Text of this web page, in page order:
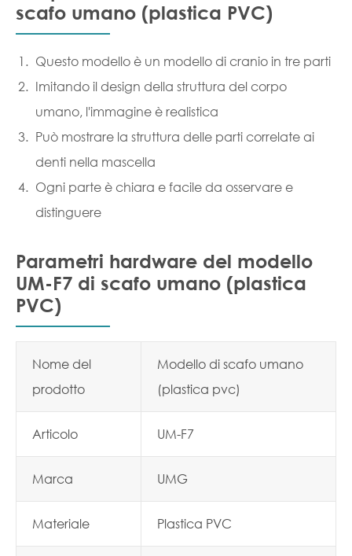
scafo umano (plastica PVC)
Questo modello è un modello di cranio in tre parti
Imitando il design della struttura del corpo
umano, l'immagine è realistica
Può mostrare la struttura delle parti correlate ai
denti nella mascella
Ogni parte è chiara e facile da osservare e
distinguere
Parametri hardware del modello
UM-F7 di scafo umano (plastica
PVC)
Nome del
prodotto
Modello di scafo umano
(plastica pvc)
Articolo UM-F7
Marca UMG
Materiale Plastica PVC